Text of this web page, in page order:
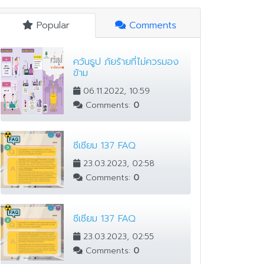
Popular Comments
ควันธูป ภัยร้ายที่ไม่ควรมอง
ข้าม
06.11.2022, 10:59
Comments: 0
ซีเซียม 137 FAQ
23.03.2023, 02:58
Comments: 0
ซีเซียม 137 FAQ
23.03.2023, 02:55
Comments: 0